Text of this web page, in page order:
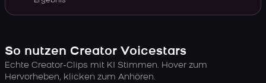
So nutzen Creator Voicestars
Echte Creator-Clips mit KI Stimmen. Hover zum
Hervorheben, klicken zum Anhören.